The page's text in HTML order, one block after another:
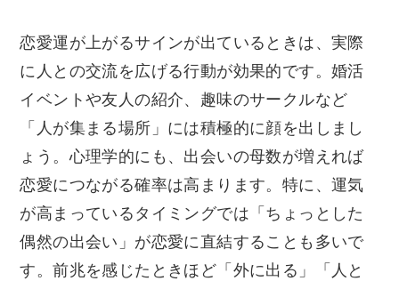
恋愛運が上がるサインが出ているときは、実際
に人との交流を広げる行動が効果的です。婚活
イベントや友人の紹介、趣味のサークルなど
「人が集まる場所」には積極的に顔を出しまし
ょう。心理学的にも、出会いの母数が増えれば
恋愛につながる確率は高まります。特に、運気
が高まっているタイミングでは「ちょっとした
偶然の出会い」が恋愛に直結することも多いで
す。前兆を感じたときほど「外に出る」「人と